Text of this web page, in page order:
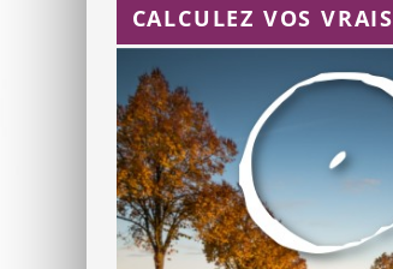
CALCULEZ VOS